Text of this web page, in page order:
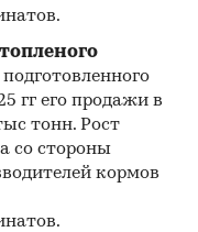
подготовленного
гг его продажи в
тонн. Рост
со стороны
кормов